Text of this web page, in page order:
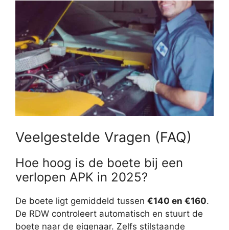
Veelgestelde Vragen (FAQ)
Hoe hoog is de boete bij een
verlopen APK in 2025?
De boete ligt gemiddeld tussen €140 en €160.
De RDW controleert automatisch en stuurt de
boete naar de eigenaar. Zelfs stilstaande